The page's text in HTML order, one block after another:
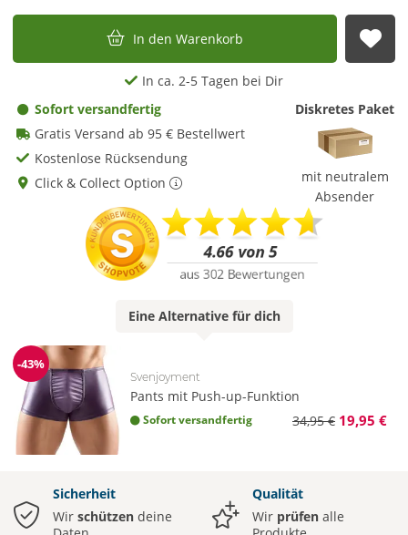
In den Warenkorb
In ca. 2-5 Tagen bei Dir
Sofort versandfertig
Gratis Versand ab 95 € Bestellwert
Kostenlose Rücksendung
Click & Collect Option
Diskretes Paket
mit neutralem
Absender
Eine Alternativefür dich
Reduzierung
-43%
Svenjoyment
Pants mit Push-up-Funktion
Sofort versandfertig 34,95 € 19,95 €
Sicherheit
Wir schützen deine
Qualität
Wir prüfen alle